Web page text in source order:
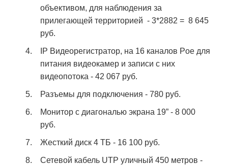
объективом, для наблюдения за
прилегающей территорией - 3*2882 = 8 645
руб.
IP Видеорегистратор, на 16 каналов Poe для
питания видеокамер и записи с них
видеопотока - 42 067 руб.
Разъемы для подключения - 780 руб.
Монитор с диагональю экрана 19” - 8 000
руб.
Жесткий диск 4 ТБ - 16 100 руб.
Сетевой кабель UTP уличный 450 метров -